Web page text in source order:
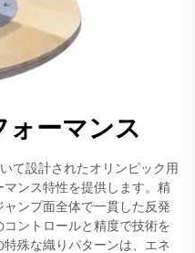
ォーマンス
て設計されたオリンピック用
マンス特性を提供します。精
ンプ面全体で一貫した反発
ントロールと精度で技術を
殊な織りパターンは、エネ